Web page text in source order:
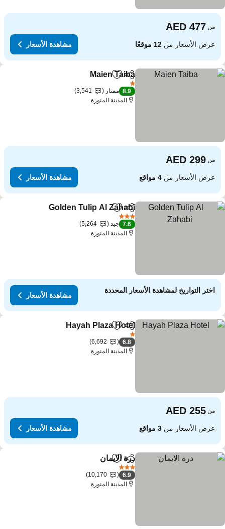
من
عرض الأسعار من12 موقعًا مشاهدة الأسعار
مشاركةAdd to favorites
Maien Taiba
8.9 ممتاز
3,541
المدينة المنورة
من
عرض الأسعار من4 مواقع مشاهدة الأسعار
مشاركةAdd to favorites
Golden Tulip Al Zahabi
7.6 جيد
5,264
المدينة المنورة
اختر التواريخ لمشاهدة الأسعار المحددة
مشاهدة الأسعار
مشاركةAdd to favorites
Hayah Plaza Hotel
6.8
6,692
المدينة المنورة
من
عرض الأسعار من3 مواقع مشاهدة الأسعار
مشاركةAdd to favorites
درة الايمان
6.9
10,170
المدينة المنورة